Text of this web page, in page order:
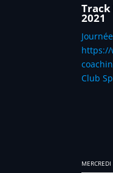
Track
2021
https://
Club